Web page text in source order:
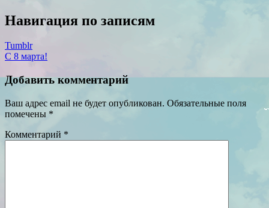
Навигация по записям
Tumblr
С 8 марта!
Добавить комментарий
Ваш адрес email не будет опубликован. Обязательные поля
помечены *
Комментарий *